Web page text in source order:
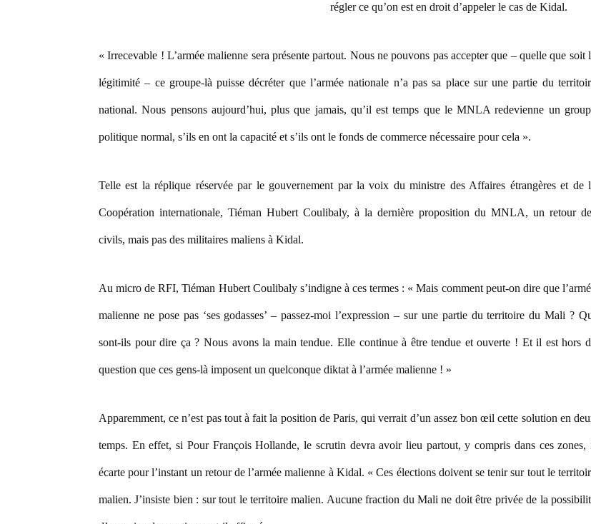
régler ce qu’on est en droit d’appeler le cas de Kidal.
« Irrecevable ! L’armée malienne sera présente partout. Nous ne pouvons pas accepter que – quelle que soit
légitimité – ce groupe-là puisse décréter que l’armée nationale n’a pas sa place sur une partie du
national. Nous pensons aujourd’hui, plus que jamais, qu’il est temps que le MNLA redevienne un
politique normal, s’ils en ont la capacité et s’ils ont le fonds de commerce nécessaire pour cela ».
Telle est la réplique réservée par le gouvernement par la voix du ministre des Affaires étrangères et de
Coopération internationale, Tiéman Hubert Coulibaly, à la dernière proposition du MNLA, un retour
civils, mais pas des militaires maliens à Kidal.
Au micro de RFI, Tiéman Hubert Coulibaly s’indigne à ces termes : « Mais comment peut-on dire que
malienne ne pose pas ‘ses godasses’ – passez-moi l’expression – sur une partie du territoire du Mali ?
sont-ils pour dire ça ? Nous avons la main tendue. Elle continue à être tendue et ouverte ! Et il est hors
question que ces gens-là imposent un quelconque diktat à l’armée malienne ! »
Apparemment, ce n’est pas tout à fait la position de Paris, qui verrait d’un assez bon œil cette solution en
temps. En effet, si Pour François Hollande, le scrutin devra avoir lieu partout, y compris dans ces zones,
écarte pour l’instant un retour de l’armée malienne à Kidal. « Ces élections doivent se tenir sur tout le
malien. J’insiste bien : sur tout le territoire malien. Aucune fraction du Mali ne doit être privée de la